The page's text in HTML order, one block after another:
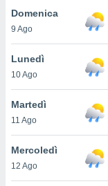
il
un
la
nella
Domenica
9 Ago
Lunedì
10 Ago
Martedì
11 Ago
Mercoledì
12 Ago